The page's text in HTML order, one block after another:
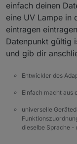
einfach deinen
eine UV Lampe in
eintragen
Datenpunkt gültig
und gib dir
Entwickler des
Einfach macht aus
universelle
dieselbe Sprache -